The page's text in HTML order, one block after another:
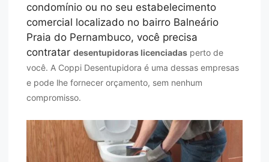
condomínio ou no seu estabelecimento
comercial localizado no bairro Balneário
Praia do Pernambuco, você precisa
contratardesentupidoras licenciadas perto de
você. A Coppi Desentupidora é uma dessas empresas
e pode lhe fornecer orçamento, sem nenhum
compromisso.